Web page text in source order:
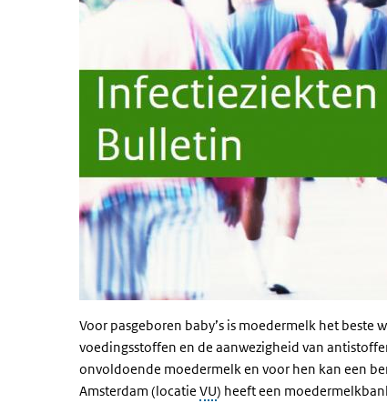
Voor pasgeboren baby’s is moedermelk het
voedingsstoffen en de aanwezigheid van
onvoldoende moedermelk en voor hen kan een
Amsterdam (locatie VU) heeft een